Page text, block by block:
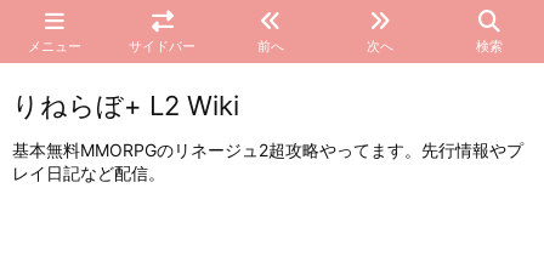
メニュー サイドバー 前へ 次へ 検索
りねらぼ+ L2 Wiki
基本無料MMORPGのリネージュ2超攻略やってます。先行情報やプ
レイ日記など配信。